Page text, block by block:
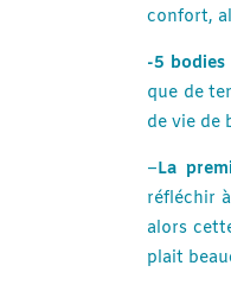
confort,
-5 bodies
que de
de vie de
–La
réfléchir
alors
plait